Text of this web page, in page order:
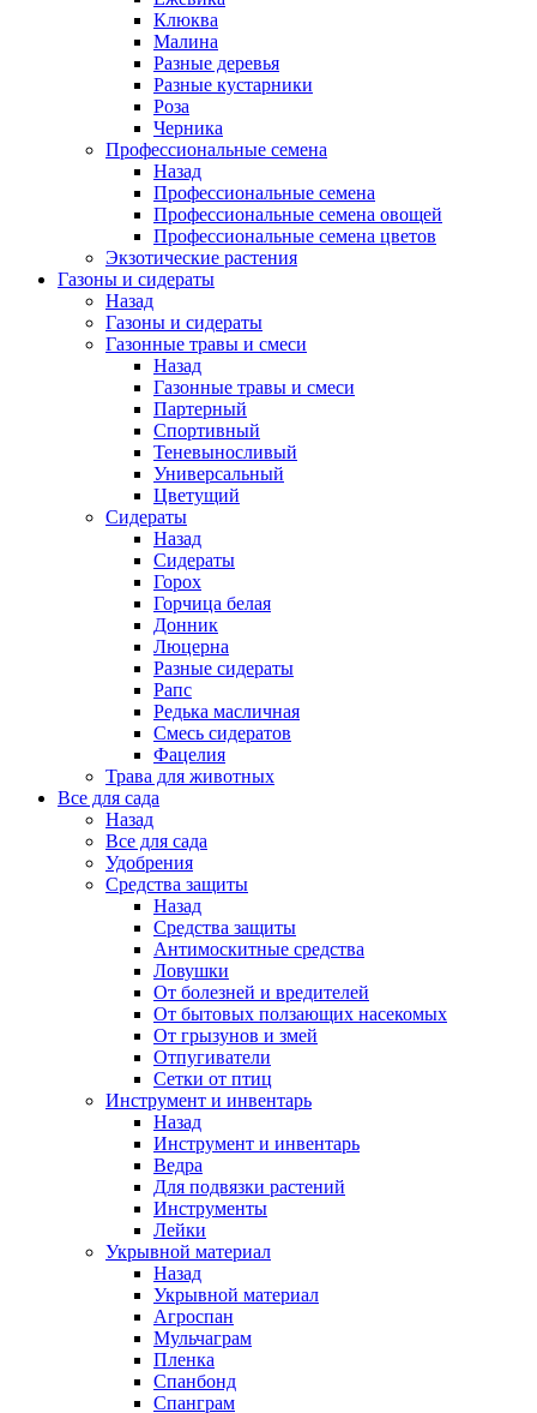
Клюква
Малина
Разные деревья
Разные кустарники
Роза
Черника
Профессиональные семена
Назад
Профессиональные семена
Профессиональные семена овощей
Профессиональные семена цветов
Экзотические растения
Газоны и сидераты
Назад
Газоны и сидераты
Газонные травы и смеси
Назад
Газонные травы и смеси
Партерный
Спортивный
Теневыносливый
Универсальный
Цветущий
Сидераты
Назад
Сидераты
Горох
Горчица белая
Донник
Люцерна
Разные сидераты
Рапс
Редька масличная
Смесь сидератов
Фацелия
Трава для животных
Все для сада
Назад
Все для сада
Удобрения
Средства защиты
Назад
Средства защиты
Антимоскитные средства
Ловушки
От болезней и вредителей
От бытовых ползающих насекомых
От грызунов и змей
Отпугиватели
Сетки от птиц
Инструмент и инвентарь
Назад
Инструмент и инвентарь
Ведра
Для подвязки растений
Инструменты
Лейки
Укрывной материал
Назад
Укрывной материал
Агроспан
Мульчаграм
Пленка
Спанбонд
Спанграм